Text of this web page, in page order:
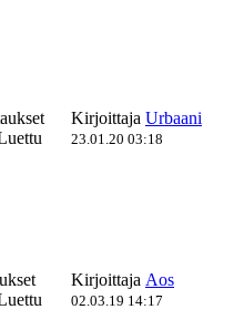
Kirjoittaja Urbaani
23.01.20 03:18
Kirjoittaja Aos
02.03.19 14:17